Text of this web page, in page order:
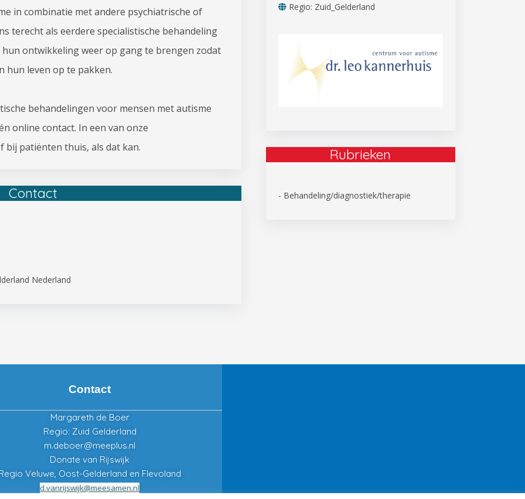
in combinatie met andere psychiatrische of
terecht als eerdere specialistische behandeling
ontwikkeling weer op gang te brengen zodat
hun leven op te pakken.
behandelingen voor mensen met autisme
online contact. In een van onze
bij patiënten thuis, als dat kan.
Contact
Nederland
Regio: Zuid_Gelderland
Rubrieken
- Behandeling/diagnostiek/therapie
Contact
Margareth de Boer
Regio: Zuid Gelderland
m.deboer@meeplus.nl
Donate van Rijswijk
Veluwe, Oost-Gelderland en Flevoland
d.vanrijswijk@meesamen.nl